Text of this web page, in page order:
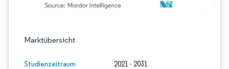
Marktübersicht
Studienzeitraum 2021 - 2031